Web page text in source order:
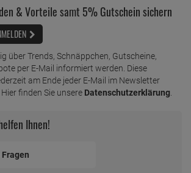
& Vorteile samt 5% Gutschein sichern
über Trends, Schnäppchen, Gutscheine,
per E-Mail informiert werden. Diese
am Ende jeder E-Mail im Newsletter
finden Sie unsere Datenschutzerklärung
Ihnen!